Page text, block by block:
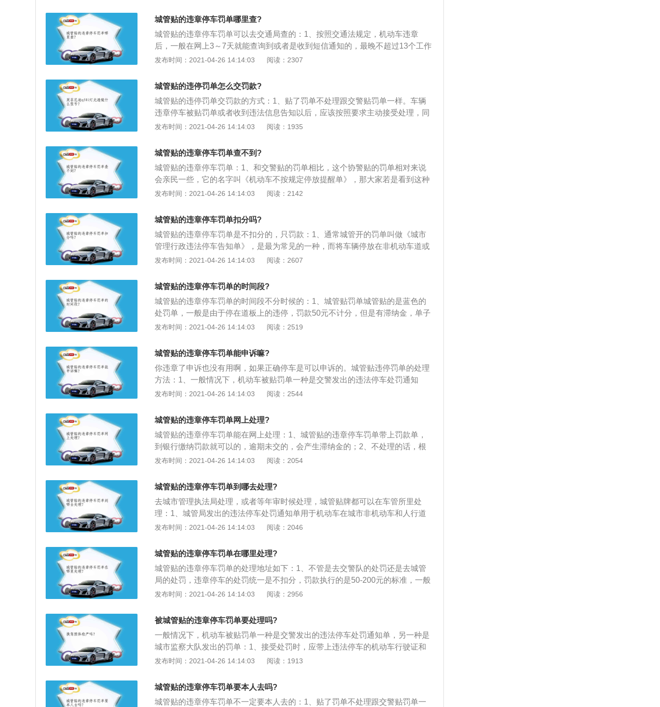
管局）发出的违法停车处罚通知单；3、接受处罚时候，请带上违法停车的机动
车行驶证和违法停车驾驶员（或者经办人）的驾驶证。通知单上一般有15天以内
主动处罚的要求，这个是可以不用担心的，超过时间接受处罚不会加大处罚力度
也不会增加处罚金额。
城管贴的违章停车罚单哪里查?
城管贴的违章停车罚单可以去交通局查的：1、按照交通法规定，机动车违章
后，一般在网上3～7天就能查询到或者是收到短信通知的，最晚不超过13个工作
日。如果是现场被交警查到并确认签字的，那车主需要在违章后的15日内去违章
纳金，但滞纳金金额不会超过原罚款数额的一倍；如果是电子眼监控拍照的话，
车主可以在交通网站查询到违章记录后，可以在机动车年审前一个月内去违章地
的交警队接受处理即可；3、不用15日内就去处理的，但要注意尽量不要超过一
个驾照的记分周期，避免一个记分周期没有及时清零而导致在下一个记分周内累
计扣满12分的情况。
发布时间：2021-04-26 14:14:03 阅读：2307
城管贴的违停罚单怎么交罚款?
城管贴的违停罚单交罚款的方式：1、贴了罚单不处理跟交警贴罚单一样。车辆
违章停车被贴罚单或者收到违法信息告知以后，应该按照要求主动接受处理，同
时吸取教训，下次尽量避免；2、一般情况下，机动车被贴罚单存在两种情况，
（城管局）发出的违法停车处罚通知单；3、接受处罚时候，请带上违法停车的
机动车行驶证和违法停车驾驶员（或者经办人）的驾驶证。通知单上一般有15天
以内主动处罚的要求，这个是可以不用担心的，超过时间接受处罚不会加大处罚
力度也不会增加处罚金额。
发布时间：2021-04-26 14:14:03 阅读：1935
城管贴的违章停车罚单查不到?
城管贴的违章停车罚单：1、和交警贴的罚单相比，这个协警贴的罚单相对来说
会亲民一些，它的名字叫《机动车不按规定停放提醒单》，那大家若是看到这种
罚单的时候不要慌张，也不要发脾气，因为它不一定会被罚款，其实这个是需要
入系统的话，那么你的违章记录在网上就是查不到的，所以就不需要车主去处理
的；2、城管贴的条就比较常见了，它叫做《城市管理行政违法停车告知单》，
而这个单子一般是可以在人行横道上停放的一些车辆看到，不过这种违章记录是
需要很长一段时间才能在网上看到，因为城管的系统和交警系统的同步需要一定
的时间；3、但是这个罚单也有可能是伪造的，如果说你回拨罚单上的电话，对
的罚单是需要你带着身份证、驾驶证、行驶证去交警大队处理的，并不会直接跟
你说要钱，所以大家以后一定要多多注意。
发布时间：2021-04-26 14:14:03 阅读：2142
城管贴的违章停车罚单扣分吗?
城管贴的违章停车罚单是不扣分的，只罚款：1、通常城管开的罚单叫做《城市
管理行政违法停车告知单》，是最为常见的一种，而将车辆停放在非机动车道或
者人行道就很可能被贴罚单；2、虽然这种违章记录一般需要很长的一段时间才
开得罚单具有同样效力，这种罚单通常都是罚款150元的。
发布时间：2021-04-26 14:14:03 阅读：2607
城管贴的违章停车罚单的时间段?
城管贴的违章停车罚单的时间段不分时候的：1、城管贴罚单城管贴的是蓝色的
处罚单，一般是由于停在道板上的违停，罚款50元不计分，但是有滞纳金，单子
上会有交罚款的地址，应该是城管大楼，开罚单第二天才会受理，交罚款时携带
车驾驶人不在现场，处50元罚款机动车驾驶人在现场拒绝立即驶离的，处200元
罚款；3、违反机动车停放、临时停车规定，驾驶人不在现场或者虽在现场但拒
绝立即驶离，妨碍其他车辆、行人通行的，公安机关交通管理部门及其交通警察
可以将机动车拖移至不妨碍交通的地点或者公安机关交通管理部门指定的地点。
发布时间：2021-04-26 14:14:03 阅读：2519
城管贴的违章停车罚单能申诉嘛?
你违章了申诉也没有用啊，如果正确停车是可以申诉的。城管贴违停罚单的处理
方法：1、一般情况下，机动车被贴罚单一种是交警发出的违法停车处罚通知
单，另一种是城市监察大队发出的罚单；2、接受处罚时，应带上违法停车的机
给工作人员，确认违停信息后，工作人员打印处罚决定书，拿着决定书到指定银
行交罚款即可；4、处罚决定书一旦打印，必须在15日内交罚款，超过15天的，
每天收取3%的滞纳金。
发布时间：2021-04-26 14:14:03 阅读：2544
城管贴的违章停车罚单网上处理?
城管贴的违章停车罚单能在网上处理：1、城管贴的违章停车罚单带上罚款单，
到银行缴纳罚款就可以的，逾期未交的，会产生滞纳金的；2、不处理的话，根
据《道路交通安全违法行为处理程序规定》，到期不缴纳罚款的，每日按罚款数
款；3、同时按照《道路交通安全法实施条例》规定，机动车驾驶人在一个记分
周期内记分未达到12分，所处罚款已经缴纳的，记分予以清除；记分虽未达到12
分，但尚有罚款未缴纳的，记分转入下一记分周期；4、需要提示的是，无论是
现场处罚还是非现场处罚（即违法停车贴条、电子警察摄录等），只要交管部门
已对该违法行为进行裁决，驾驶人就应该按照“处罚决定书”规定时间在15日内去
周期。
发布时间：2021-04-26 14:14:03 阅读：2054
城管贴的违章停车罚单到哪去处理?
去城市管理执法局处理，或者等年审时候处理，城管贴牌都可以在车管所里处
理：1、城管局发出的违法停车处罚通知单用于机动车在城市非机动车和人行道
范围内违反车辆停放规定作出的处罚；2、去城管局的处罚，违章停车的处罚统
额；3、特殊情况下，第一时间赶到交警队或者城管局，找到执法的经办人，主
动承认错误，虚心接受处罚，一般会有从轻处罚50元的可能。
发布时间：2021-04-26 14:14:03 阅读：2046
城管贴的违章停车罚单在哪里处理?
城管贴的违章停车罚单的处理地址如下：1、不管是去交警队的处罚还是去城管
局的处罚，违章停车的处罚统一是不扣分，罚款执行的是50-200元的标准，一般
情况下，都是150元的处罚金额；2、特殊情况下，第一时间赶到交警队或者城管
的可能；3、违章停车罚款20以上200以下罚款，每个城市处罚金额各不同，具体
可以查看最下方自己城市具体罚款多少。违章停车有没有滞纳金？这个是视不同
的情况而定。所谓的罚款滞纳金是：违法行为接受简易处理程序后，要求在规定
时间内到指定银行缴纳，当事人逾期未缴纳的，每日按罚款的3%加以处罚的罚
款。这里的滞纳金一般是遇驾驶证挂钩的，与车辆无关。滞纳金产生的前提是公
发布时间：2021-04-26 14:14:03 阅读：2956
被城管贴的违章停车罚单要处理吗?
一般情况下，机动车被贴罚单一种是交警发出的违法停车处罚通知单，另一种是
城市监察大队发出的罚单：1、接受处罚时，应带上违法停车的机动车行驶证和
违法停车驾驶员（或经办人）的驾驶证；2、到违法大厅把证件交给工作人员，
可；3、处罚决定书一旦打印，必须在15日内交罚款，超过15天的，每天收取3%
的滞纳金。
发布时间：2021-04-26 14:14:03 阅读：1913
城管贴的违章停车罚单要本人去吗?
城管贴的违章停车罚单不一定要本人去的：1、贴了罚单不处理跟交警贴罚单一